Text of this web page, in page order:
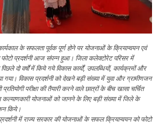
के सफलता पूर्वक पूर्ण होने पर योजनाओं के क्रियान्वयन एवं
फोटो प्रदर्शनी आज संपन्न हुआ। जिला कलेक्टोरेट परिसर में
दो वर्षों में किये गये विकास कार्यों, उपलब्धियों, कार्यक्रमों और
गया। विकास प्रदर्शनी को देखने बड़ी संख्या में युवा और ग्रामीणजन
परीक्षा की तैयारी करने वाले छात्रों के बीच खासा चर्चित
कल्याणकारी योजनाओं को जानने के लिए बड़ी संख्या में जिले के
किये।
में राज्य सरकार की योजनाओं के सफल क्रियान्वयन को फोटो